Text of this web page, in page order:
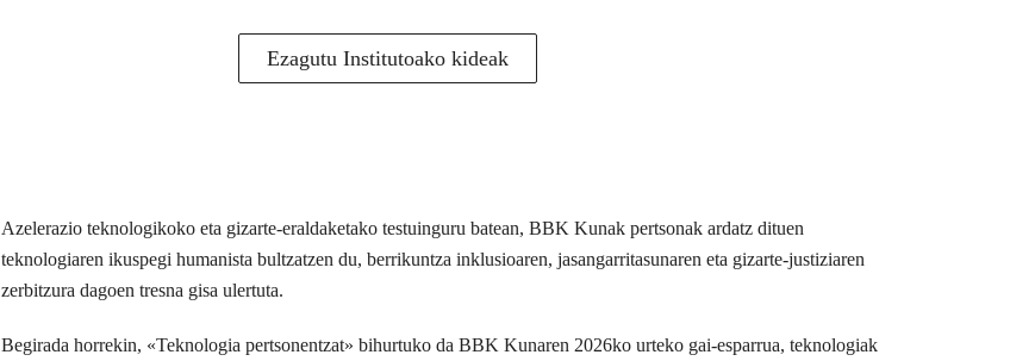
Ezagutu Institutoako kideak
Azelerazio teknologikoko eta gizarte-eraldaketako testuinguru batean, BBK Kunak pertsonak ardatz dituen
teknologiaren ikuspegi humanista bultzatzen du, berrikuntza inklusioaren, jasangarritasunaren eta gizarte-justiziaren
zerbitzura dagoen tresna gisa ulertuta.
Begirada horrekin, «Teknologia pertsonentzat» bihurtuko da BBK Kunaren 2026ko urteko gai-esparrua, teknologiak